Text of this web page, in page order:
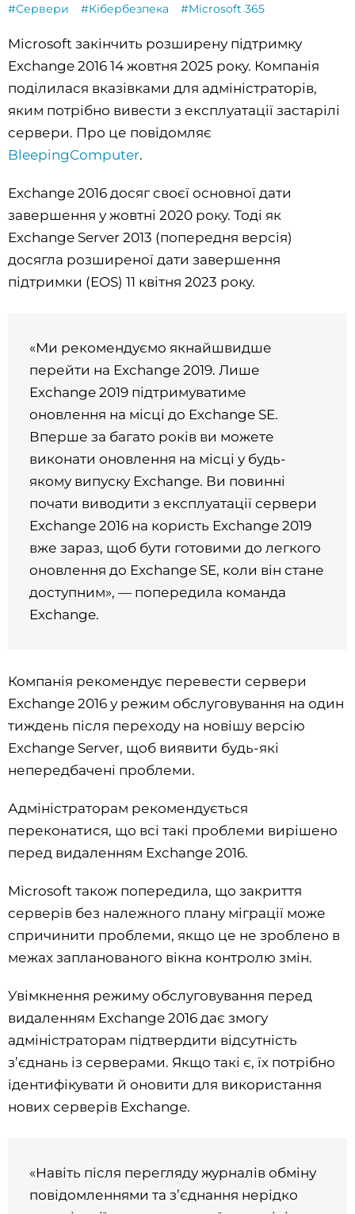
#Сервери
#Кібербезпека #Microsoft 365
Microsoft закінчить розширену підтримку
Exchange 2016 14 жовтня 2025 року. Компанія
поділилася вказівками для адміністраторів,
яким потрібно вивести з експлуатації застарілі
сервери. Про це повідомляє
BleepingComputer.
Exchange 2016 досяг своєї основної дати
завершення у жовтні 2020 року. Тоді як
Exchange Server 2013 (попередня версія)
досягла розширеної дати завершення
підтримки (EOS) 11 квітня 2023 року.
«Ми рекомендуємо якнайшвидше
перейти на Exchange 2019. Лише
Exchange 2019 підтримуватиме
оновлення на місці до Exchange SE.
Вперше за багато років ви можете
виконати оновлення на місці у будь-
якому випуску Exchange. Ви повинні
почати виводити з експлуатації сервери
Exchange 2016 на користь Exchange 2019
вже зараз, щоб бути готовими до легкого
оновлення до Exchange SE, коли він стане
доступним», — попередила команда
Exchange.
Компанія рекомендує перевести сервери
Exchange 2016 у режим обслуговування на один
тиждень після переходу на новішу версію
Exchange Server, щоб виявити будь-які
непередбачені проблеми.
Адміністраторам рекомендується
переконатися, що всі такі проблеми вирішено
перед видаленням Exchange 2016.
Microsoft також попередила, що закриття
серверів без належного плану міграції може
спричинити проблеми, якщо це не зроблено в
межах запланованого вікна контролю змін.
Увімкнення режиму обслуговування перед
видаленням Exchange 2016 дає змогу
адміністраторам підтвердити відсутність
з’єднань із серверами. Якщо такі є, їх потрібно
ідентифікувати й оновити для використання
нових серверів Exchange.
«Навіть після перегляду журналів обміну
повідомленнями та з’єднання нерідко